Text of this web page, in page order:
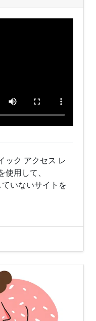
ック アクセス レ
用して、
いないサイトを